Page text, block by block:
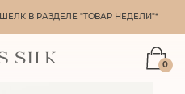
В РАЗДЕЛЕ "ТОВАР НЕДЕЛИ"*
0